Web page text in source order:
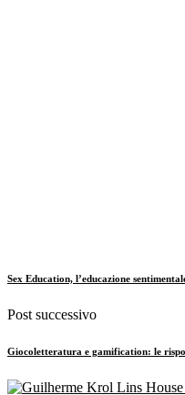
Sex Education, l’educazione
Post successivo
Giocoletteratura e gamification: le